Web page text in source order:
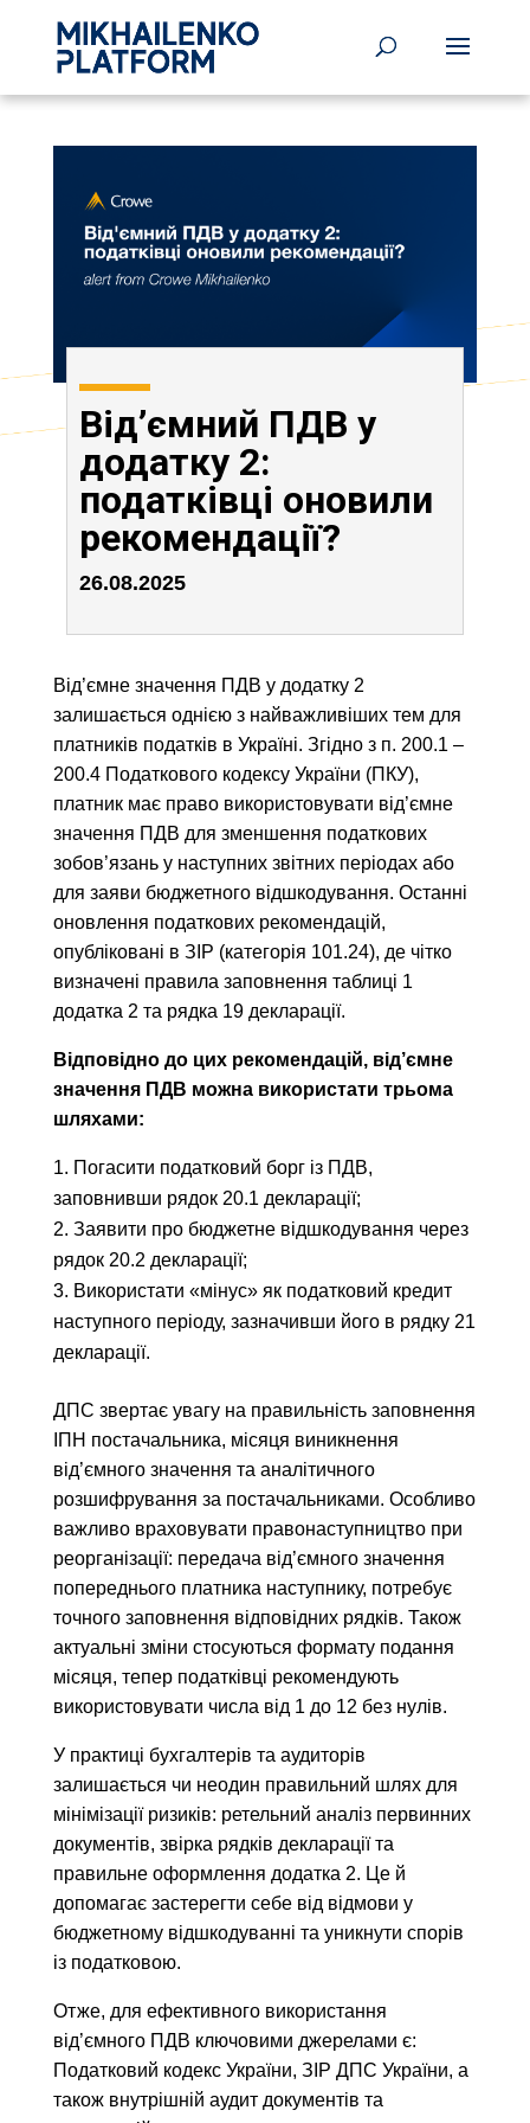
Від’ємний ПДВ у
додатку 2:
податківці оновили
рекомендації?
26.08.2025
Від’ємне значення ПДВ у додатку 2
залишається однією з найважливіших тем для
платників податків в Україні. Згідно з п. 200.1 –
200.4 Податкового кодексу України (ПКУ),
платник має право використовувати від’ємне
значення ПДВ для зменшення податкових
зобов’язань у наступних звітних періодах або
для заяви бюджетного відшкодування. Останні
оновлення податкових рекомендацій,
опубліковані в ЗІР (категорія 101.24), де чітко
визначені правила заповнення таблиці 1
додатка 2 та рядка 19 декларації.
Відповідно до цих рекомендацій, від’ємне
значення ПДВ можна використати трьома
шляхами:
Погасити податковий борг із ПДВ,
заповнивши рядок 20.1 декларації;
Заявити про бюджетне відшкодування через
рядок 20.2 декларації;
Використати «мінус» як податковий кредит
наступного періоду, зазначивши його в рядку 21
декларації.
ДПС звертає увагу на правильність заповнення
ІПН постачальника, місяця виникнення
від’ємного значення та аналітичного
розшифрування за постачальниками. Особливо
важливо враховувати правонаступництво при
реорганізації: передача від’ємного значення
попереднього платника наступнику, потребує
точного заповнення відповідних рядків. Також
актуальні зміни стосуються формату подання
місяця, тепер податківці рекомендують
використовувати числа від 1 до 12 без нулів.
У практиці бухгалтерів та аудиторів
залишається чи неодин правильний шлях для
мінімізації ризиків: ретельний аналіз первинних
документів, звірка рядків декларації та
правильне оформлення додатка 2. Це й
допомагає застерегти себе від відмови у
бюджетному відшкодуванні та уникнути спорів
із податковою.
Отже, для ефективного використання
від’ємного ПДВ ключовими джерелами є:
Податковий кодекс України, ЗІР ДПС України, а
також внутрішній аудит документів та